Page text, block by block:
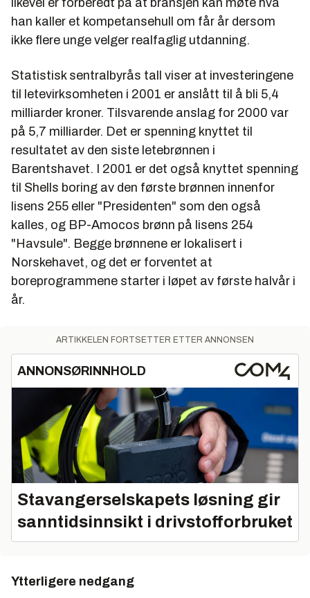
likevel er forberedt på at bransjen kan møte hva
han kaller et kompetansehull om får år dersom
ikke flere unge velger realfaglig utdanning.
Statistisk sentralbyrås tall viser at investeringene
til letevirksomheten i 2001 er anslått til å bli 5,4
milliarder kroner. Tilsvarende anslag for 2000 var
på 5,7 milliarder. Det er spenning knyttet til
resultatet av den siste letebrønnen i
Barentshavet. I 2001 er det også knyttet spenning
til Shells boring av den første brønnen innenfor
lisens 255 eller "Presidenten" som den også
kalles, og BP-Amocos brønn på lisens 254
"Havsule". Begge brønnene er lokalisert i
Norskehavet, og det er forventet at
boreprogrammene starter i løpet av første halvår i
år.
ARTIKKELEN FORTSETTER ETTER ANNONSEN
ANNONSØRINNHOLD
Stavangerselskapets løsning gir
sanntidsinnsikt i drivstofforbruket
Ytterligere nedgang